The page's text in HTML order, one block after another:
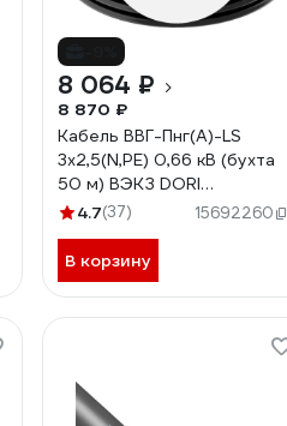
8 064 ₽
8 870 ₽
Кабель ВВГ-Пнг(А)-LS
3х2,5(N,PE) 0,66 кВ (бухта
50 м) ВЭКЗ DORI
VEKZ00149
4.7(37) 15692260
В корзину